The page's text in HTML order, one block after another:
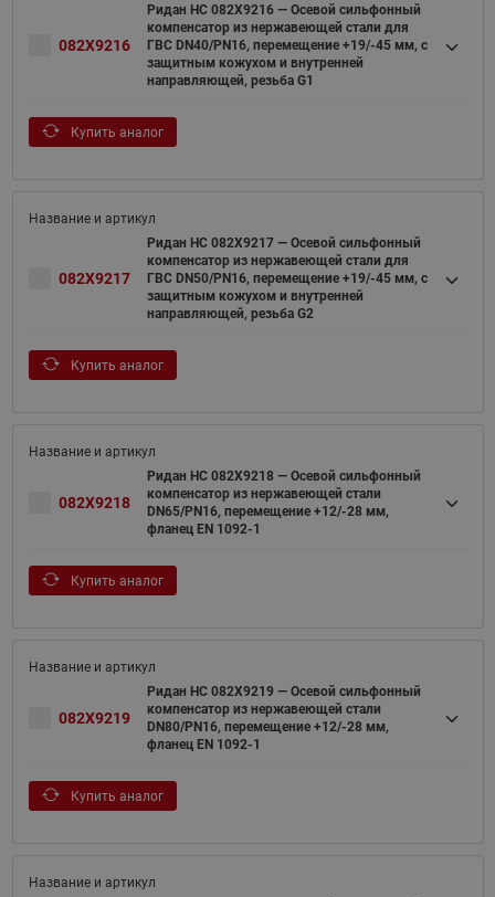
082X9216
Ридан НС 082X9216 — Осевой сильфонный
компенсатор из нержавеющей стали для
ГВС DN40/PN16, перемещение +19/-45 мм, с
защитным кожухом и внутренней
направляющей, резьба G1
Купить аналог
082X9217
Ридан НС 082X9217 — Осевой сильфонный
компенсатор из нержавеющей стали для
ГВС DN50/PN16, перемещение +19/-45 мм, с
защитным кожухом и внутренней
направляющей, резьба G2
Купить аналог
082X9218
Ридан НС 082X9218 — Осевой сильфонный
компенсатор из нержавеющей стали
DN65/PN16, перемещение +12/-28 мм,
фланец EN 1092-1
Купить аналог
082X9219
Ридан НС 082X9219 — Осевой сильфонный
компенсатор из нержавеющей стали
DN80/PN16, перемещение +12/-28 мм,
фланец EN 1092-1
Купить аналог